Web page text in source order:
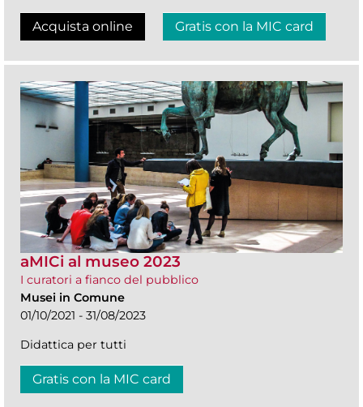
Acquista online Gratis con la MIC card
aMICi al museo 2023
I curatori a fianco del pubblico
Musei in Comune
01/10/2021 - 31/08/2023
Didattica per tutti
Gratis con la MIC card